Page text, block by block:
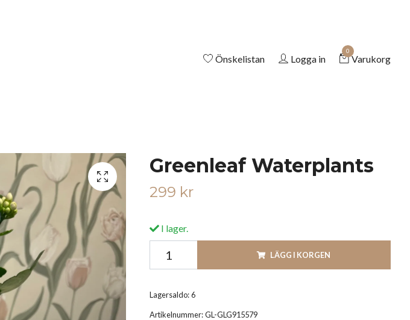
Önskelistan Logga in
0
Varukorg
Greenleaf Waterplants
299 kr
I lager.
LÄGG I KORGEN
Lagersaldo:6
Artikelnummer:GL-GLG915579